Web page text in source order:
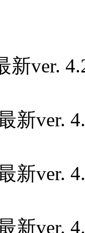
新ver.
新ver.
新ver.
新ver.